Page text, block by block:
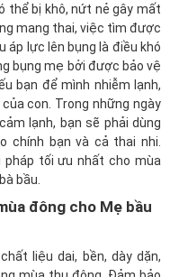
thể bị khô, nứt nẻ gây mất
mang thai, việc tìm được
áp lực lên bụng là điều khó
bụng mẹ bởi được bảo vệ
bạn để mình nhiễm lạnh,
con. Trong những ngày
lạnh, bạn sẽ phải dùng
chính bạn và cả thai nhi.
pháp tối ưu nhất cho mùa
bầu.
đông cho Mẹ bầu
liệu dai, bền, dày dặn,